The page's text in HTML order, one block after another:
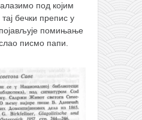
под којим
бечки препис у
помињање
писмо папи.